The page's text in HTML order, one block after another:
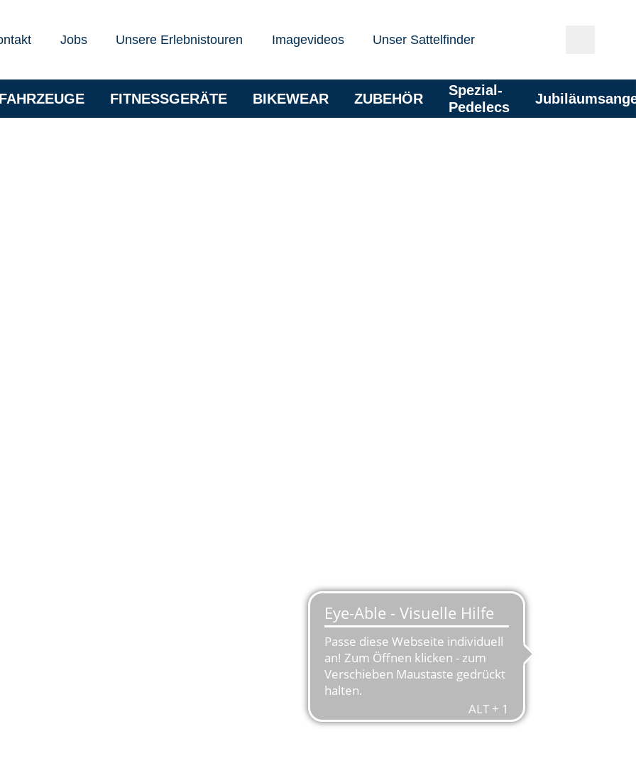
Jobs Unsere Erlebnistouren Imagevideos Unser Sattelfinder
FITNESSGERÄTE BIKEWEAR ZUBEHÖR
Spezial-
Pedelecs